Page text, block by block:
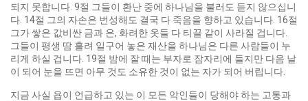
되지 못합니다. 9절 그들이 환난 중에 하나님을 불러도 듣지 않으십니
다. 14절 그의 자손은 번성해도 결국 다 죽음을 향하고 있습니다. 16절
그가 쌓은 값비싼 금과 은, 화려한 옷들 다 티끌 같이 사라질 겁니다.
그들이 평생 땀 흘려 일구어 놓은 재산을 하나님은 다른 사람들이 누
리게 하실 겁니다. 19절 밤에 잘 때는 부자로 잠자리에 들지만 다음 날
이 되어 눈을 뜨면 아무 것도 소유한 것이 없는 자가 되어 버립니다.
지금 사실 욥이 언급하고 있는 이 모든 악인들이 당해야 하는 고통과